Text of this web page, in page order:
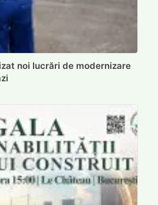
noi lucrări de modernizare